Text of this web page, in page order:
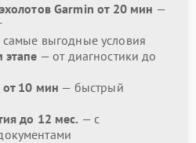
Garmin от 20 мин —
выгодные условия
— от диагностики до
от 10 мин — быстрый
до 12 мес. — с